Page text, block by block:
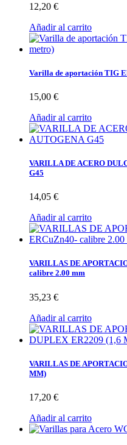
12,20 €
Añadir al carrito
Varilla de aportación TIG
15,00 €
Añadir al carrito
VARILLA DE ACERO
G45
14,05 €
Añadir al carrito
VARILLAS DE
calibre 2.00 mm
35,23 €
Añadir al carrito
VARILLAS DE
MM)
17,20 €
Añadir al carrito